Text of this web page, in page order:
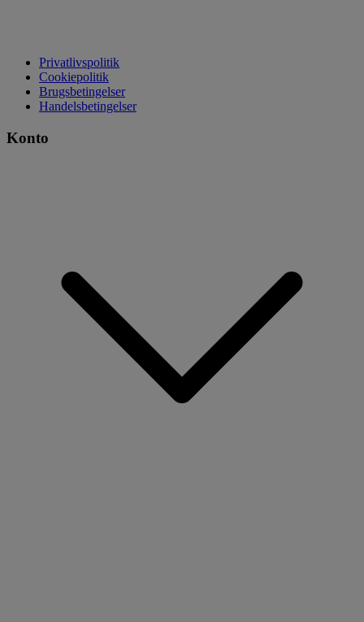
Privatlivspolitik
Cookiepolitik
Brugsbetingelser
Handelsbetingelser
Konto